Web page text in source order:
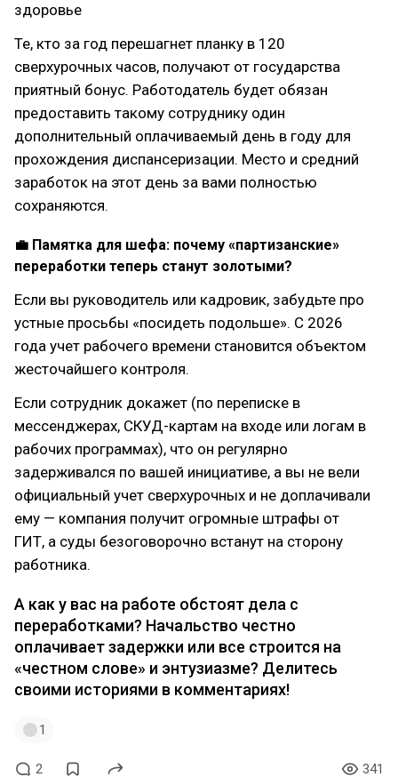
здоровье
Те, кто за год перешагнет планку в 120
сверхурочных часов, получают от государства
приятный бонус. Работодатель будет обязан
предоставить такому сотруднику один
дополнительный оплачиваемый день в году для
прохождения диспансеризации. Место и средний
заработок на этот день за вами полностью
сохраняются.
💼 Памятка для шефа: почему «партизанские»
переработки теперь станут золотыми?
Если вы руководитель или кадровик, забудьте про
устные просьбы «посидеть подольше». С 2026
года учет рабочего времени становится объектом
жесточайшего контроля.
Если сотрудник докажет (по переписке в
мессенджерах, СКУД-картам на входе или логам в
рабочих программах), что он регулярно
задерживался по вашей инициативе, а вы не вели
официальный учет сверхурочных и не доплачивали
ему — компания получит огромные штрафы от
ГИТ, а суды безоговорочно встанут на сторону
работника.
А как у вас на работе обстоят дела с
переработками? Начальство честно
оплачивает задержки или все строится на
«честном слове» и энтузиазме? Делитесь
своими историями в комментариях!
1
2 341